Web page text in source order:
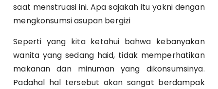
saat menstruasi ini. Apa sajakah itu yakni dengan
mengkonsumsi asupan bergizi
Seperti yang kita ketahui bahwa kebanyakan
wanita yang sedang haid, tidak memperhatikan
makanan dan minuman yang dikonsumsinya.
Padahal hal tersebut akan sangat berdampak